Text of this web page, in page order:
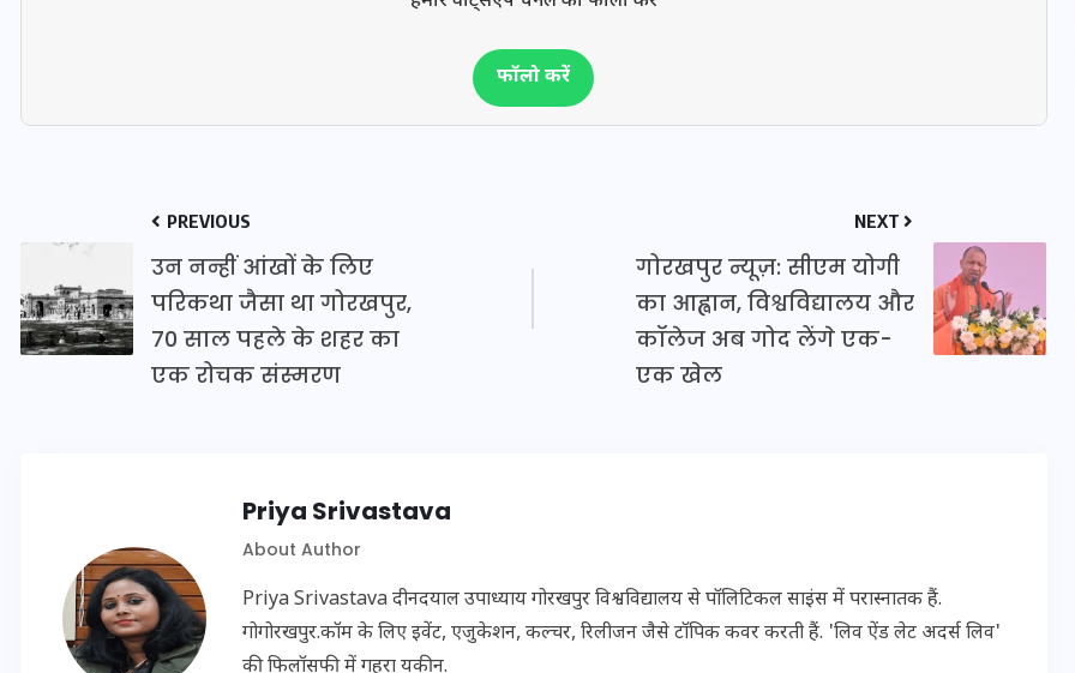
फॉलो करें
PREVIOUS
उन नन्हीं आंखों के लिए
परिकथा जैसा था गोरखपुर,
70 साल पहले के शहर का
एक रोचक संस्मरण
NEXT
गोरखपुर न्यूज़: सीएम योगी
का आह्वान, विश्वविद्यालय और
कॉलेज अब गोद लेंगे एक-
एक खेल
Priya Srivastava
About Author
Priya Srivastava दीनदयाल उपाध्याय गोरखपुर विश्वविद्यालय से पॉलिटिकल साइंस में परास्नातक हैं.
गोगोरखपुर.कॉम के लिए इवेंट, एजुकेशन, कल्चर, रिलीजन जैसे टॉपिक कवर करती हैं. 'लिव ऐंड लेट अदर्स लिव'
की फिलॉसफी में गहरा यकीन.
हुए बृजभूषण सिंह, कहा-यहीं
तपकर बना सोना
हुए बृजभूषण सिंह, कहा-यहीं
तपकर बना सोना
20 जनवरी 2026